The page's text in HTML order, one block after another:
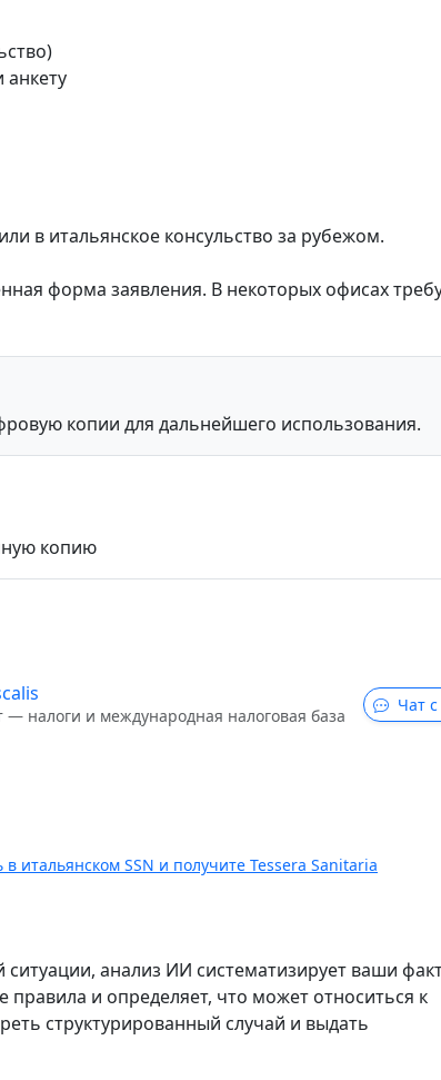
анкету
в итальянское консульство за рубежом.
форма заявления. В некоторых офисах
копии для дальнейшего использования.
копию
— налоги и международная налоговая база Чат
в итальянском SSN и получите Tessera Sanitaria
анализ ИИ систематизирует ваши
и определяет, что может относиться к
структурированный случай и выдать